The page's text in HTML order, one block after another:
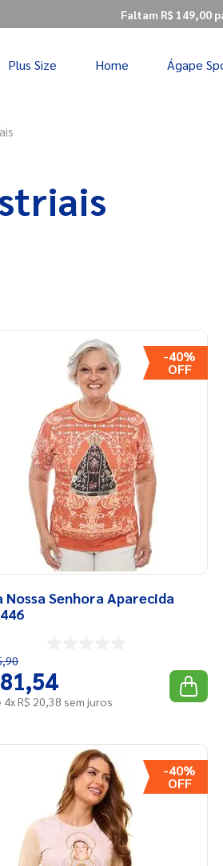
Faltam R$ 149,00
Plus Size Home Ágape
-40%
Nossa Senhora Aparecida
,90
81,54
4xR$ 20,38 sem juros
-40%
são bento
9º
arcanjo
10º pijama